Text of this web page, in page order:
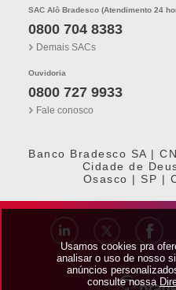
Usamos cookies pra
analisar o uso de nosso
anúncios
consulte nossa
SAC Alô Bradesco (Atendimento 24
0800 704 8383
Demais SACs
Ouvidoria
0800 727 9933
Fale conosco
Banco Bradesco SA |
Cidade de
Osasco | SP |